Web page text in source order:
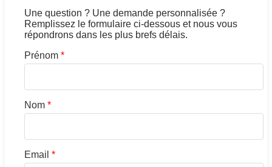
Une question ? Une demande personnalisée ?
Remplissez le formulaire ci-dessous et nous vous
répondrons dans les plus brefs délais.
Prénom *
Nom *
Email *